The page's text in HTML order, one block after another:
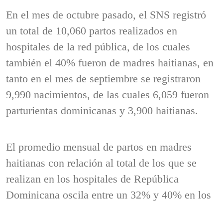
En el mes de octubre pasado, el SNS registró
un total de 10,060 partos realizados en
hospitales de la red pública, de los cuales
también el 40% fueron de madres haitianas, en
tanto en el mes de septiembre se registraron
9,990 nacimientos, de las cuales 6,059 fueron
parturientas dominicanas y 3,900 haitianas.
El promedio mensual de partos en madres
haitianas con relación al total de los que se
realizan en los hospitales de República
Dominicana oscila entre un 32% y 40% en los